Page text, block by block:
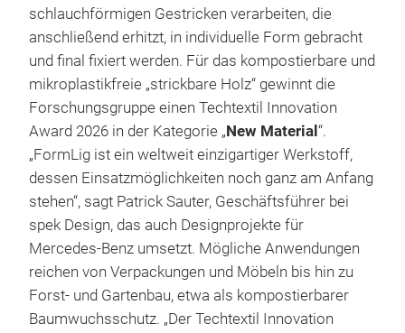
schlauchförmigen Gestricken verarbeiten, die
anschließend erhitzt, in individuelle Form gebracht
und final fixiert werden. Für das kompostierbare und
mikroplastikfreie „strickbare Holz“ gewinnt die
Forschungsgruppe einen Techtextil Innovation
Award 2026 in der Kategorie „New Material “.
„FormLig ist ein weltweit einzigartiger Werkstoff,
dessen Einsatzmöglichkeiten noch ganz am Anfang
stehen“, sagt Patrick Sauter, Geschäftsführer bei
spek Design, das auch Designprojekte für
Mercedes-Benz umsetzt. Mögliche Anwendungen
reichen von Verpackungen und Möbeln bis hin zu
Forst- und Gartenbau, etwa als kompostierbarer
Baumwuchsschutz. „Der Techtextil Innovation